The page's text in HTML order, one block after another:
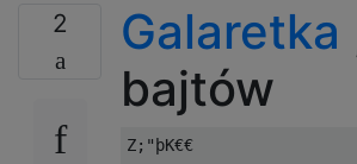
2 Galaretka
bajtów